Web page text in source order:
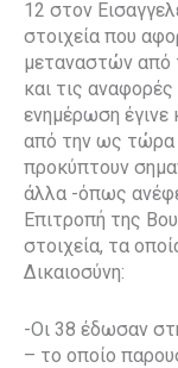
12 στον
στοιχεία που
μεταναστών από
και τις αναφορές
ενημέρωση έγινε
από την ως τώρα
προκύπτουν
άλλα -όπως
Επιτροπή της
στοιχεία, τα
Δικαιοσύνη:
-Οι 38 έδωσαν
– το οποίο